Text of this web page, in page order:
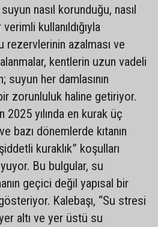
nasıl korunduğu, nasıl
kullanıldığıyla
rezervlerinin azalması ve
kentlerin uzun vadeli
suyun her damlasının
zorunluluk haline getiriyor.
2025 yılında en kurak üç
bazı dönemlerde kıtanın
kuraklık” koşulları
Bu bulgular, su
geçici değil yapısal bir
Kalebaşı, “Su stresi
altı ve yer üstü su